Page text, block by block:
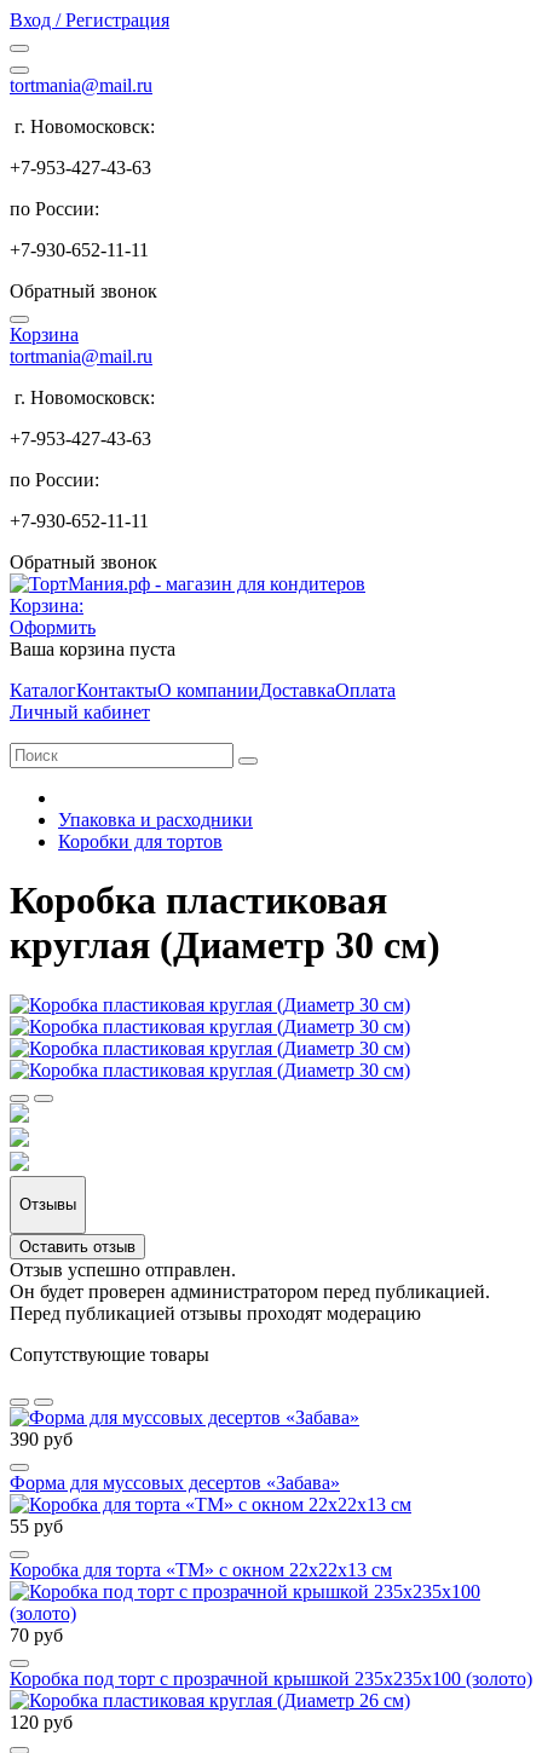
Вход / Регистрация
tortmania@mail.ru
г. Новомосковск:
+7-953-427-43-63
по России:
+7-930-652-11-11
Обратный звонок
Корзина
tortmania@mail.ru
г. Новомосковск:
+7-953-427-43-63
по России:
+7-930-652-11-11
Обратный звонок
Корзина:
Оформить
Ваша корзина пуста
КаталогКонтактыО компанииДоставкаОплата
Личный кабинет
Упаковка и расходники
Коробки для тортов
Коробка пластиковая
круглая (Диаметр 30 см)
Отзывы
Оставить отзыв
Отзыв успешно отправлен.
Он будет проверен администратором перед публикацией.
Перед публикацией отзывы проходят модерацию
Сопутствующие товары
390 руб
Форма для муссовых десертов «Забава»
55 руб
Коробка для торта «ТМ» с окном 22х22х13 см
70 руб
Коробка под торт с прозрачной крышкой 235х235х100 (золото)
120 руб